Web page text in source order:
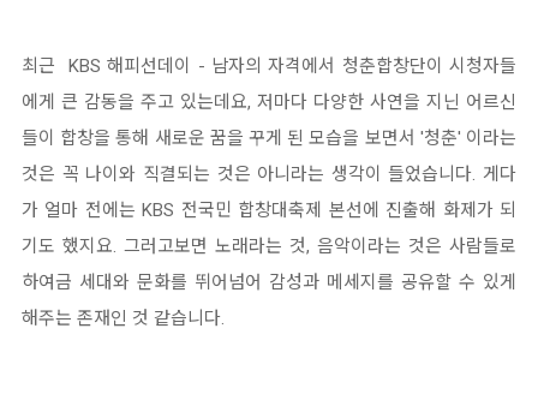
최근 KBS 해피선데이 - 남자의 자격에서 청춘합창단이 시청자들
에게 큰 감동을 주고 있는데요, 저마다 다양한 사연을 지닌 어르신
들이 합창을 통해 새로운 꿈을 꾸게 된 모습을 보면서 '청춘' 이라는
것은 꼭 나이와 직결되는 것은 아니라는 생각이 들었습니다. 게다
가 얼마 전에는 KBS 전국민 합창대축제 본선에 진출해 화제가 되
기도 했지요. 그러고보면 노래라는 것, 음악이라는 것은 사람들로
하여금 세대와 문화를 뛰어넘어 감성과 메세지를 공유할 수 있게
해주는 존재인 것 같습니다.